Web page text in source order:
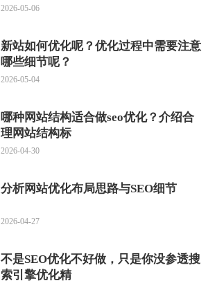
2026-05-06
新站如何优化呢？优化过程中需要注意
哪些细节呢？
2026-05-04
哪种网站结构适合做seo优化？介绍合
理网站结构标
2026-04-30
分析网站优化布局思路与SEO细节
2026-04-27
不是SEO优化不好做，只是你没参透搜
索引擎优化精